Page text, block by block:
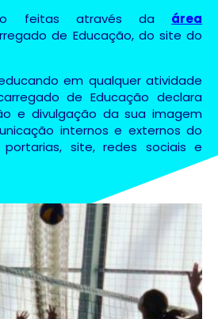
feitas através da área
de Educação, do site do
em qualquer atividade
de Educação declara
e divulgação da sua imagem
internos e externos do
portarias, site, redes sociais e